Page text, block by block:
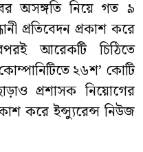
অসঙ্গতি নিয়ে গত ৯
প্রতিবেদন প্রকাশ করে
আরেকটি চিঠিতে
২৬শ’ কোটি
প্রশাসক নিয়োগের
করে ইন্স্যুরেন্স নিউজ